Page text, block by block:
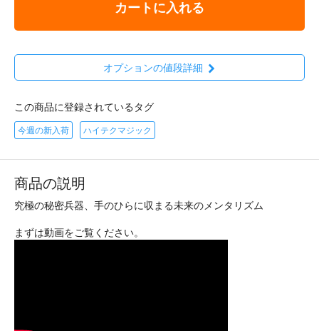
カートに入れる
オプションの値段詳細
この商品に登録されているタグ
今週の新入荷 ハイテクマジック
商品の説明
究極の秘密兵器、手のひらに収まる未来のメンタリズム
まずは動画をご覧ください。